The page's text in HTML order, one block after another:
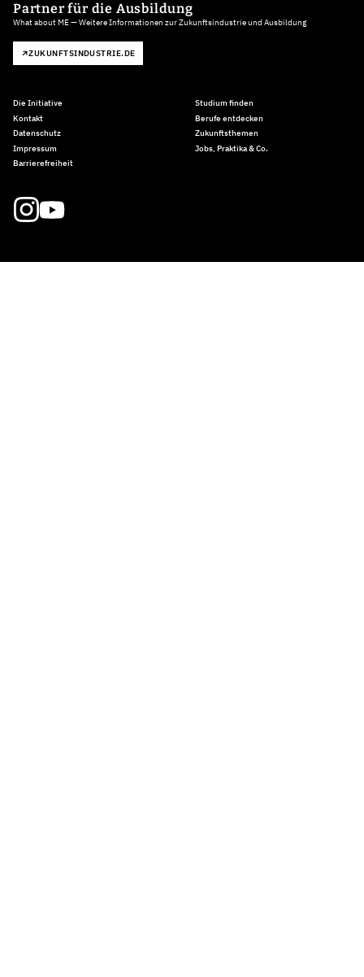
Partner für die Ausbildung
What about ME — Weitere Informationen zur Zukunftsindustrie und Ausbildung
ZUKUNFTSINDUSTRIE.DE
Die Initiative
Kontakt
Datenschutz
Impressum
Barrierefreiheit
Studium finden
Berufe entdecken
Zukunftsthemen
Jobs, Praktika & Co.